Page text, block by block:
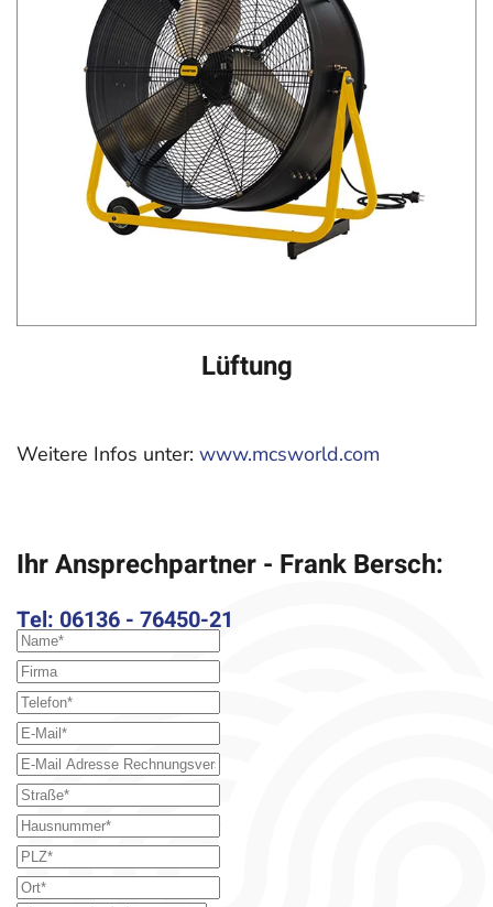
Lüftung
Weitere Infos unter: www.mcsworld.com
Ihr Ansprechpartner - Frank Bersch:
Tel: 06136 - 76450-21